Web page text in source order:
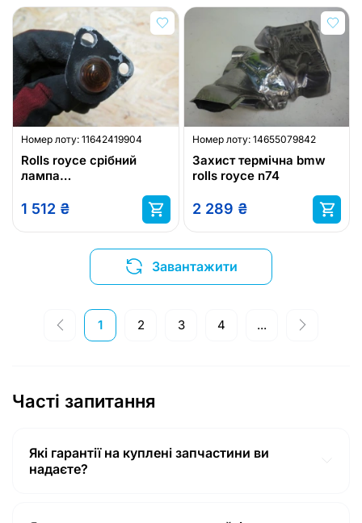
Номер лоту: 11642419904
Rolls royce срібний
лампа
1 512 ₴
Номер лоту: 14655079842
Захист термічна bmw
rolls royce n74
2 289 ₴
Завантажити
1 2 3 4 ...
Часті запитання
Які гарантії на куплені запчастини ви
надаєте?
Польщі! Включаючи доставку з Польщі у місто Ковель